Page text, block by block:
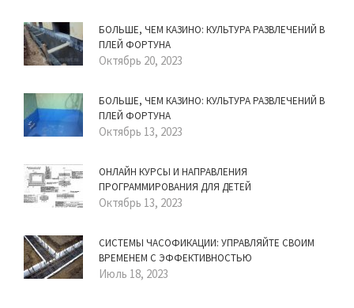
БОЛЬШЕ, ЧЕМ КАЗИНО: КУЛЬТУРА РАЗВЛЕЧЕНИЙ В
ПЛЕЙ ФОРТУНА
Октябрь 20, 2023
БОЛЬШЕ, ЧЕМ КАЗИНО: КУЛЬТУРА РАЗВЛЕЧЕНИЙ В
ПЛЕЙ ФОРТУНА
Октябрь 13, 2023
ОНЛАЙН КУРСЫ И НАПРАВЛЕНИЯ
ПРОГРАММИРОВАНИЯ ДЛЯ ДЕТЕЙ
Октябрь 13, 2023
СИСТЕМЫ ЧАСОФИКАЦИИ: УПРАВЛЯЙТЕ СВОИМ
ВРЕМЕНЕМ С ЭФФЕКТИВНОСТЬЮ
Июль 18, 2023